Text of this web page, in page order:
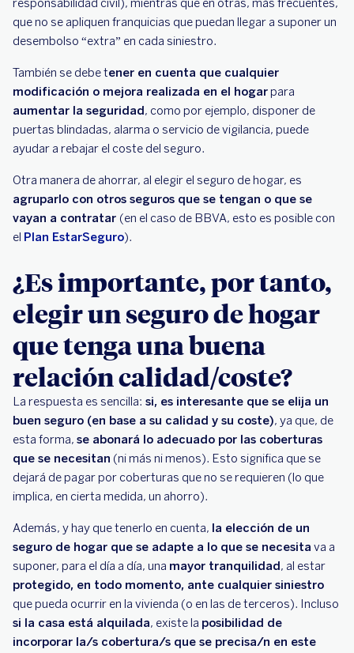
responsabilidad civil), mientras que en otras, más frecuentes,
que no se apliquen franquicias que puedan llegar a suponer un
desembolso “extra” en cada siniestro.
También se debe tener en cuenta que cualquier
modificación o mejora realizada en el hogarpara
aumentar la seguridad, como por ejemplo, disponer de
puertas blindadas, alarma o servicio de vigilancia, puede
ayudar a rebajar el coste del seguro.
Otra manera de ahorrar, al elegir el seguro de hogar, es
agruparlo con otros seguros que se tengan o que se
vayan a contratar (en el caso de BBVA, esto es posible con
el Plan EstarSeguro).
¿Es importante, por tanto,
elegir un seguro de hogar
que tenga una buena
relación calidad/coste?
La respuesta es sencilla: si, es interesante que se elija un
buen seguro (en base a su calidad y su coste), ya que, de
esta forma, se abonará lo adecuado por las coberturas
que se necesitan (ni más ni menos). Esto significa que se
dejará de pagar por coberturas que no se requieren (lo que
implica, en cierta medida, un ahorro).
Además, y hay que tenerlo en cuenta, la elección de un
seguro de hogar que se adapte a lo que se necesita va a
suponer, para el día a día, una mayor tranquilidad, al estar
protegido, en todo momento, ante cualquier siniestro
que pueda ocurrir en la vivienda (o en las de terceros). Incluso
si la casa está alquilada, existe la posibilidad de
incorporar la/s cobertura/s que se precisa/n en este